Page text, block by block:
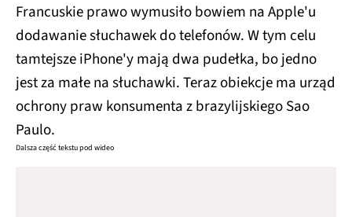
Francuskie prawo wymusiło bowiem na Apple'u
dodawanie słuchawek do telefonów. W tym celu
tamtejsze iPhone'y mają dwa pudełka, bo jedno
jest za małe na słuchawki. Teraz obiekcje ma urząd
ochrony praw konsumenta z brazylijskiego Sao
Paulo.
Dalsza część tekstu pod wideo